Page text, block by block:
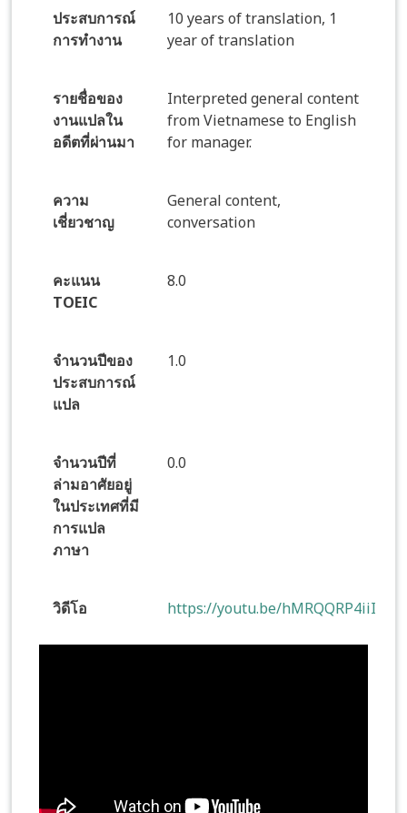
ประสบการณ์
การทำงาน
10 years of translation, 1
year of translation
รายชื่อของ
งานแปลใน
อดีตที่ผ่านมา
Interpreted general content
from Vietnamese to English
for manager.
ความ
เชี่ยวชาญ
General content,
conversation
คะแนน
TOEIC
8.0
จำนวนปีของ
ประสบการณ์
แปล
1.0
จำนวนปีที่
ล่ามอาศัยอยู่
ในประเทศที่มี
การแปล
ภาษา
0.0
วิดีโอ https://youtu.be/hMRQQRP4iiI